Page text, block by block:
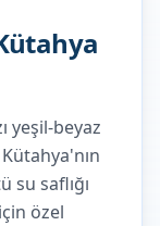
yeşil-beyaz
su saflığı
özel